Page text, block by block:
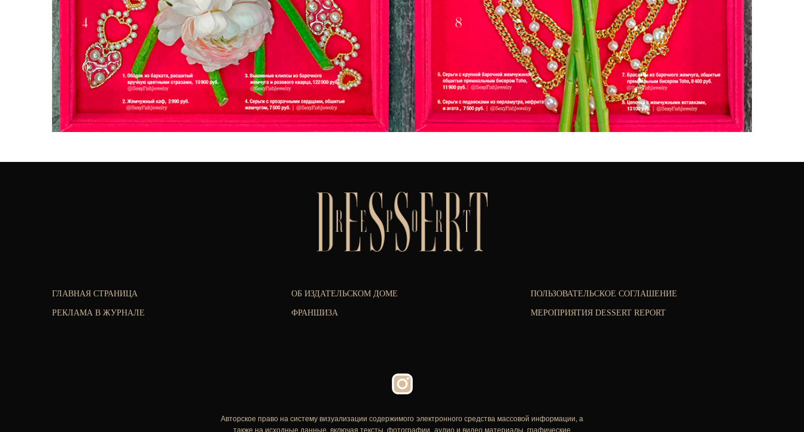
ГЛАВНАЯ СТРАНИЦА
РЕКЛАМА В ЖУРНАЛЕ
ОБ ИЗДАТЕЛЬСКОМ ДОМЕ
ФРАНШИЗА
ПОЛЬЗОВАТЕЛЬСКОЕ СОГЛАШЕНИЕ
МЕРОПРИЯТИЯ DESSERT REPORT
Авторское право на систему визуализации содержимого электронного средства массовой информации, а
также на исходные данные, включая тексты, фотографии, аудио и видео материалы, графические